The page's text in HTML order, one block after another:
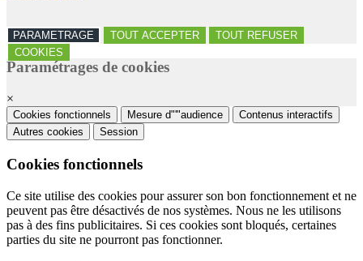
PARAMETRAGE TOUT ACCEPTER
TOUT REFUSER
COOKIES
Paramétrages de cookies
×
Cookies fonctionnels Mesure d"'"audience
Contenus interactifs
Autres cookies
Session
Cookies fonctionnels
Ce site utilise des cookies pour assurer son bon fonctionnement et ne
peuvent pas être désactivés de nos systèmes. Nous ne les utilisons
pas à des fins publicitaires. Si ces cookies sont bloqués, certaines
parties du site ne pourront pas fonctionner.